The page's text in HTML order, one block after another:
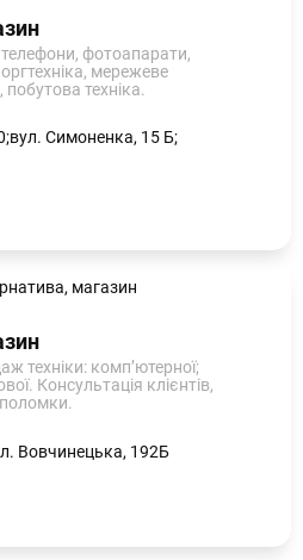
фотоапарати,
оргтехніка, мережеве
техніка.
Симоненка, 15 Б;
техніки: комп’ютерної;
Консультація клієнтів,
Вовчинецька, 192Б